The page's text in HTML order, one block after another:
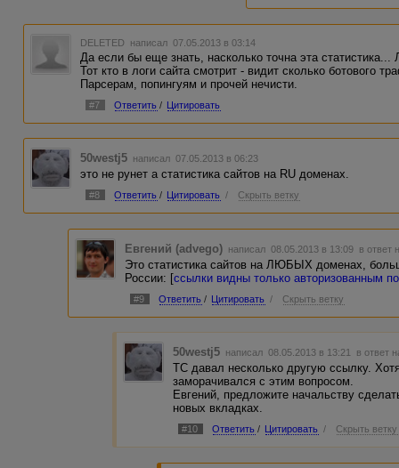
DELETED написал 07.05.2013 в 03:14
Да если бы еще знать, насколько точна эта
Тот кто в логи сайта смотрит - видит сколько ботового
Парсерам, попингуям и прочей нечисти.
#7 Ответить / Цитировать
50westj5 написал 07.05.2013 в 06:23
это не рунет а статистика сайтов на RU доменах.
#8 Ответить / Цитировать / Скрыть ветку
Евгений (advego) написал 08.05.2013 в 13:09 в ответ
Это статистика сайтов на ЛЮБЫХ доменах,
России: [ссылки видны только авторизованным
#9 Ответить / Цитировать / Скрыть ветку
50westj5 написал 08.05.2013 в 13:21 в ответ
ТС давал несколько другую ссылку.
заморачивался с этим вопросом.
Евгений, предложите начальству
новых вкладках.
#10 Ответить / Цитировать / Скрыть ветку